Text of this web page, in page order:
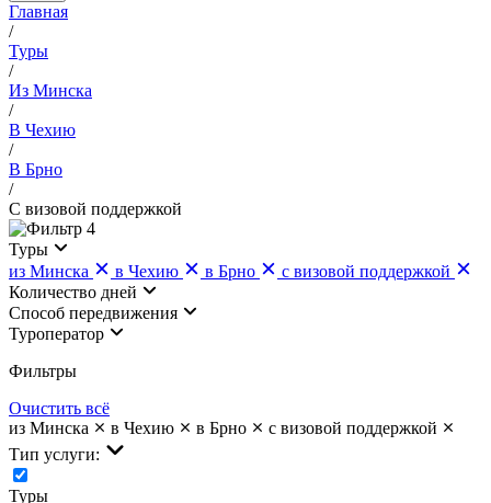
Главная
/
Туры
/
Из Минска
/
В Чехию
/
В Брно
/
С визовой поддержкой
4
Туры
из Минска
в Чехию в Брно
с визовой поддержкой
Количество дней
Cпособ передвижения
Туроператор
Фильтры
Очистить всё
из Минска
в Чехию в Брно
с визовой поддержкой
Тип услуги:
Туры